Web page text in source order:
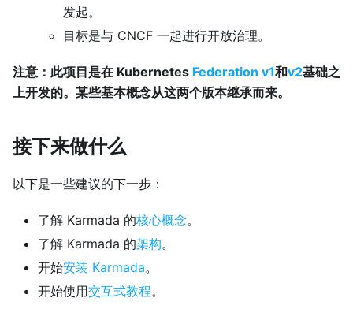
发起。
目标是与 CNCF 一起进行开放治理。
注意：此项目是在 Kubernetes Federation v1和v2基础之
上开发的。某些基本概念从这两个版本继承而来。
接下来做什么
以下是一些建议的下一步：
了解 Karmada 的核心概念。
了解 Karmada 的架构。
开始安装 Karmada。
开始使用交互式教程。